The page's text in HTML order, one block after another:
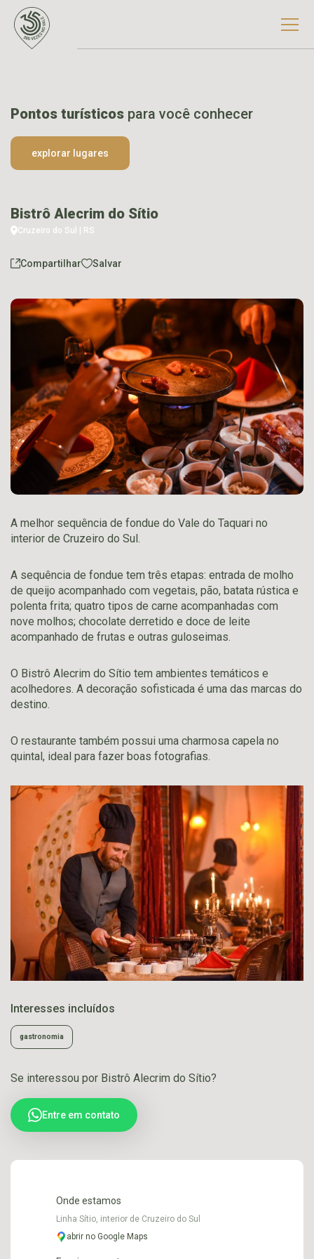
Pontos turísticos para você conhecer
explorar lugares
Bistrô Alecrim do Sítio
Cruzeiro do Sul | RS
Compartilhar Salvar
A melhor sequência de fondue do Vale do Taquari no
interior de Cruzeiro do Sul.
A sequência de fondue tem três etapas: entrada de molho
de queijo acompanhado com vegetais, pão, batata rústica e
polenta frita; quatro tipos de carne acompanhadas com
nove molhos; chocolate derretido e doce de leite
acompanhado de frutas e outras guloseimas.
O Bistrô Alecrim do Sítio tem ambientes temáticos e
acolhedores. A decoração sofisticada é uma das marcas do
destino.
O restaurante também possui uma charmosa capela no
quintal, ideal para fazer boas fotografias.
Interesses incluídos
gastronomia
Se interessou por Bistrô Alecrim do Sítio?
Entre em contato
Onde estamos
Linha Sítio, interior de Cruzeiro do Sul
abrir no Google Maps